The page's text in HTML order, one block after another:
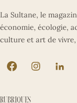
La Sultane, le
économie, écologie,
culture et art de
La Sultane sur
La La
Rubriques